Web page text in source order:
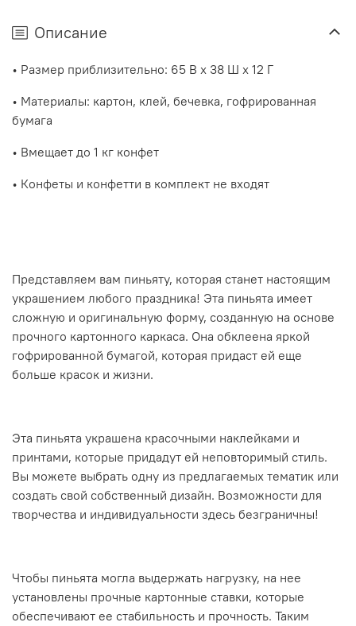
Описание
• Размер приблизительно: 65 В x 38 Ш x 12 Г
• Материалы: картон, клей, бечевка, гофрированная
бумага
• Вмещает до 1 кг конфет
• Конфеты и конфетти в комплект не входят
Представляем вам пиньяту, которая станет настоящим
украшением любого праздника! Эта пиньята имеет
сложную и оригинальную форму, созданную на основе
прочного картонного каркаса. Она обклеена яркой
гофрированной бумагой, которая придаст ей еще
больше красок и жизни.
Эта пиньята украшена красочными наклейками и
принтами, которые придадут ей неповторимый стиль.
Вы можете выбрать одну из предлагаемых тематик или
создать свой собственный дизайн. Возможности для
творчества и индивидуальности здесь безграничны!
Чтобы пиньята могла выдержать нагрузку, на нее
установлены прочные картонные ставки, которые
обеспечивают ее стабильность и прочность. Таким